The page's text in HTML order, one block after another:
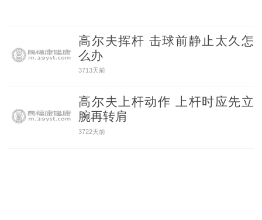
高尔夫挥杆 击球前静止太久怎
么办
3713天前
高尔夫上杆动作 上杆时应先立
腕再转肩
3722天前